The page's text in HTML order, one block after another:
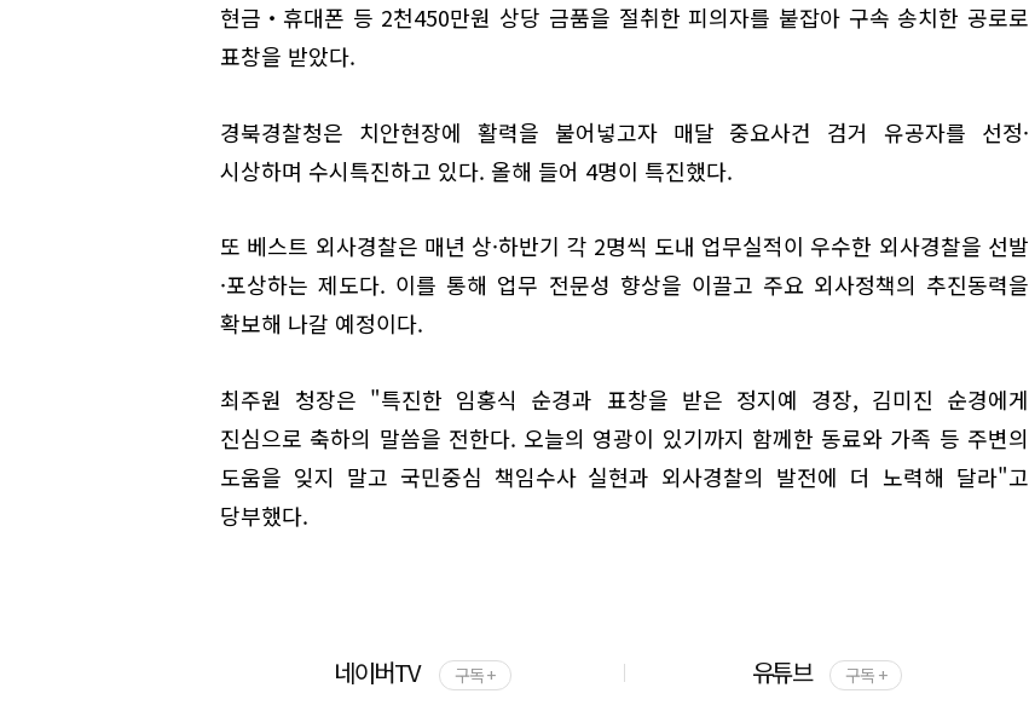
현금‧휴대폰 등 2천450만원 상당 금품을 절취한 피의자를 붙잡아 구속 송치한 공로로
표창을 받았다.
경북경찰청은 치안현장에 활력을 불어넣고자 매달 중요사건 검거 유공자를 선정·
시상하며 수시특진하고 있다. 올해 들어 4명이 특진했다.
또 베스트 외사경찰은 매년 상·하반기 각 2명씩 도내 업무실적이 우수한 외사경찰을 선발
·포상하는 제도다. 이를 통해 업무 전문성 향상을 이끌고 주요 외사정책의 추진동력을
확보해 나갈 예정이다.
최주원 청장은 "특진한 임홍식 순경과 표창을 받은 정지예 경장, 김미진 순경에게
진심으로 축하의 말씀을 전한다. 오늘의 영광이 있기까지 함께한 동료와 가족 등 주변의
도움을 잊지 말고 국민중심 책임수사 실현과 외사경찰의 발전에 더 노력해 달라"고
당부했다.
네이버TV 구독 + 유튜브 구독 +